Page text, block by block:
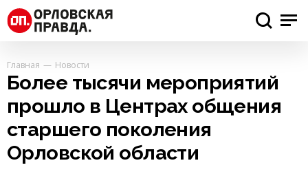
Главная Новости
Более тысячи мероприятий
прошло в Центрах общения
старшего поколения
Орловской области